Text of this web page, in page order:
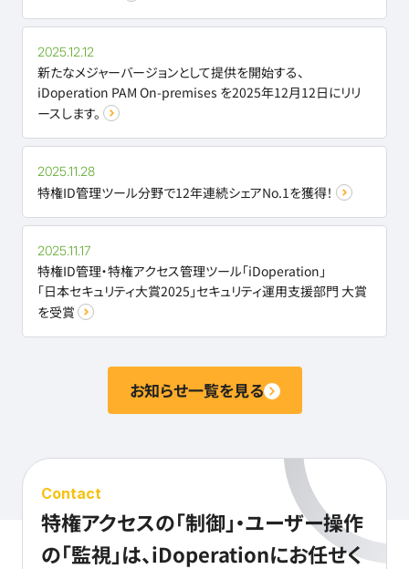
2025.12.12
新たなメジャーバージョンとして提供を開始する、
iDoperation PAM On-premises を2025年12月12日にリリ
ースします。
2025.11.28
特権ID管理ツール分野で12年連続シェアNo.1を獲得！
2025.11.17
特権ID管理・特権アクセス管理ツール「iDoperation」
「日本セキュリティ大賞2025」セキュリティ運用支援部門 大賞
を受賞
お知らせ一覧を見る
Contact
特権アクセスの「制御」・ユーザー操作
の「監視」は、iDoperationにお任せく